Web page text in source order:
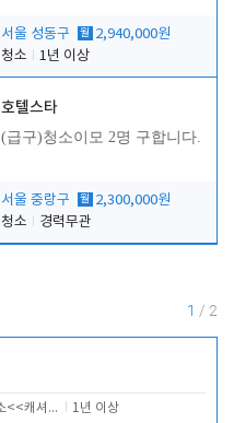
서울 성동구 월 2,940,000원
청소
1년 이상
호텔스타
(급구)청소이모 2명 구합니다.
서울 중랑구 월 2,300,000원
청소
경력무관
1 / 2
베팅.,청소<<캐셔 모셔봅니다. 1년 이상